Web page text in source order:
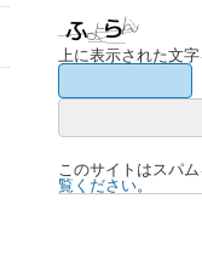
上に表示された文
このサイトはスパ
覧ください。